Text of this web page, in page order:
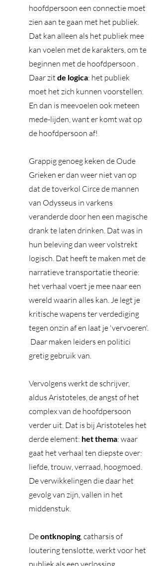
hoofdpersoon een connectie moet
zien aan te gaan met het publiek.
Dat kan alleen als het publiek mee
kan voelen met de karakters, om te
beginnen met de hoofdpersoon .
Daar zit de logica: het publiek
moet het zich kunnen voorstellen.
En dan is meevoelen ook meteen
mede-lijden, want er komt wat op
de hoofdpersoon af!
Grappig genoeg keken de Oude
Grieken er dan weer niet van op
dat de toverkol Circe de mannen
van Odysseus in varkens
veranderde door hen een magische
drank te laten drinken. Dat was in
hun beleving dan weer volstrekt
logisch. Dat heeft te maken met de
narratieve transportatie theorie:
het verhaal voert je mee naar een
wereld waarin alles kan. Je legt je
kritische wapens ter verdediging
tegen onzin af en laat je 'vervoeren'.
Daar maken leiders en politici
gretig gebruik van.
Vervolgens werkt de schrijver,
aldus Aristoteles, de angst of het
complex van de hoofdpersoon
verder uit. Dat is bij Aristoteles het
derde element: het thema: waar
gaat het verhaal ten diepste over:
liefde, trouw, verraad, hoogmoed.
De verwikkelingen die daar het
gevolg van zijn, vallen in het
middenstuk.
De ontknoping, catharsis of
loutering tenslotte, werkt voor het